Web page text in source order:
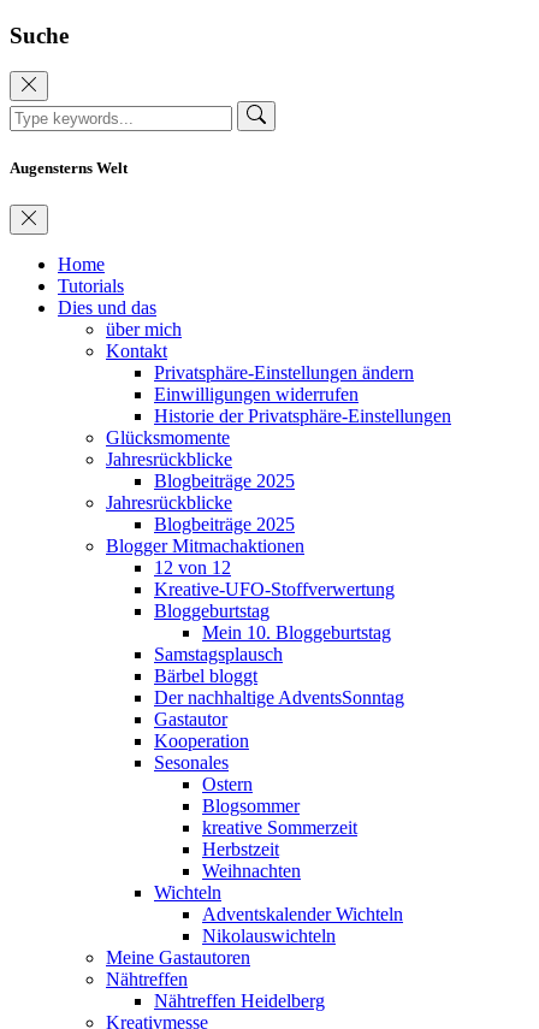
Suche
Augensterns Welt
Home
Tutorials
Dies und das
über mich
Kontakt
Privatsphäre-Einstellungen ändern
Einwilligungen widerrufen
Historie der Privatsphäre-Einstellungen
Glücksmomente
Jahresrückblicke
Blogbeiträge 2025
Jahresrückblicke
Blogbeiträge 2025
Blogger Mitmachaktionen
12 von 12
Kreative-UFO-Stoffverwertung
Bloggeburtstag
Mein 10. Bloggeburtstag
Samstagsplausch
Bärbel bloggt
Der nachhaltige AdventsSonntag
Gastautor
Kooperation
Sesonales
Ostern
Blogsommer
kreative Sommerzeit
Herbstzeit
Weihnachten
Wichteln
Adventskalender Wichteln
Nikolauswichteln
Meine Gastautoren
Nähtreffen
Nähtreffen Heidelberg
Kreativmesse